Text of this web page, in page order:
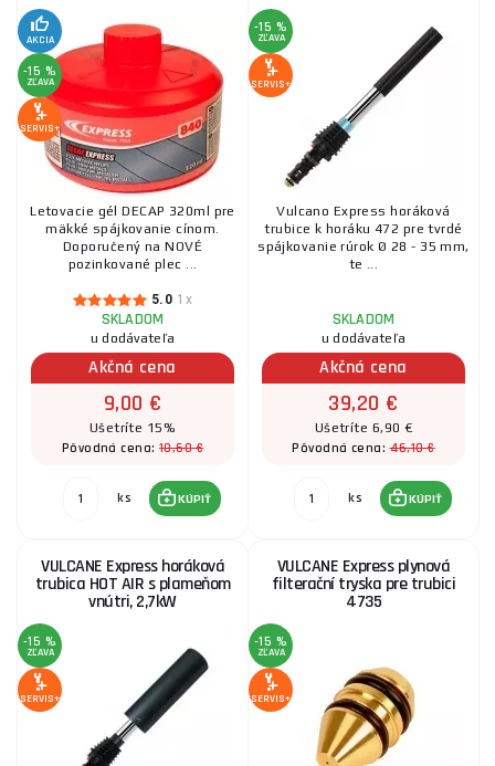
AKCIA
-15 %
ZĽAVA
SERVIS+
Letovacie gél DECAP 320ml pre
mäkké spájkovanie cínom.
Doporučený na NOVÉ
pozinkované plec ...
5.0 1x
SKLADOM
u dodávateľa
Akčná cena
9,00 €
Ušetríte 15%
Pôvodná cena:10,60 €
ks KÚPIŤ
-15 %
ZĽAVA
SERVIS+
Vulcano Express horáková
trubice k horáku 472 pre tvrdé
spájkovanie rúrok Ø 28 - 35 mm,
te ...
SKLADOM
u dodávateľa
Akčná cena
39,20 €
Ušetríte 6,90 €
Pôvodná cena:46,10 €
ks KÚPIŤ
VULCANE Express horáková
trubica HOT AIR s plameňom
vnútri, 2,7kW
-15 %
ZĽAVA
SERVIS+
VULCANE Express plynová
filterační tryska pre trubici
4735
-15 %
ZĽAVA
SERVIS+